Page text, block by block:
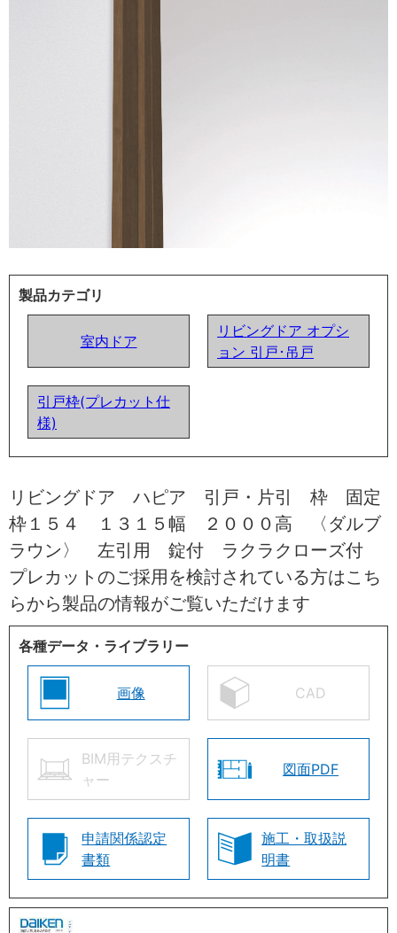
製品カテゴリ
室内ドア
リビングドア オプシ
ョン 引戸･吊戸
引戸枠(プレカット仕
様)
リビングドア ハピア 引戸・片引 枠 固定
枠１５４ １３１５幅 ２０００高 〈ダルブ
ラウン〉 左引用 錠付 ラクラクローズ付
プレカットのご採用を検討されている方はこち
らから製品の情報がご覧いただけます
各種データ・ライブラリー
画像 CAD
BIM用テクスチ
ャー
図面PDF
申請関係認定
書類
施工・取扱説
明書